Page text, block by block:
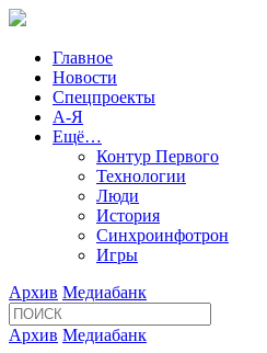
Главное
Новости
Спецпроекты
А-Я
Ещё…
Контур Первого
Технологии
Люди
История
Синхроинфотрон
Игры
Архив Медиабанк
Архив Медиабанк